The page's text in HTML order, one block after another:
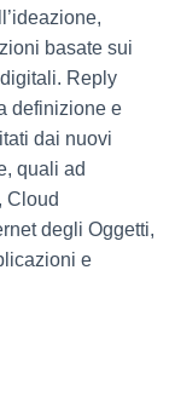
basate sui
Reply
definizione e
dai nuovi
quali ad
Cloud
degli Oggetti,
e